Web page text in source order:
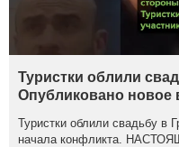
Туристки облили
Опубликовано новое
Туристки облили свадьбу в
начала конфликта.